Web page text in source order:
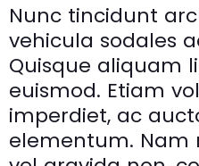
Nunc tincidunt
vehicula sodales
Quisque aliquam
euismod. Etiam
imperdiet, ac
elementum. Nam